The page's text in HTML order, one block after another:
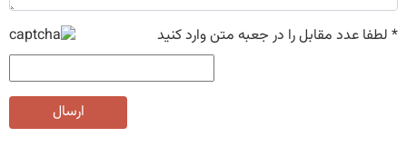
* لطفا عدد مقابل را در جعبه متن وارد کنید
ارسال